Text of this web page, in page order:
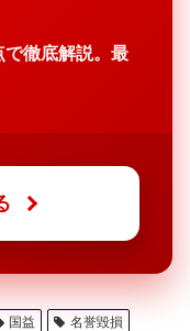
徹底解説。最
国益
名誉毀損